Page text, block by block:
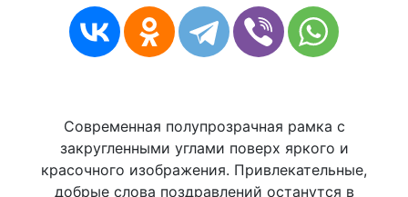
Современная полупрозрачная рамка с
закругленными углами поверх яркого и
красочного изображения. Привлекательные,
добрые слова поздравлений останутся в